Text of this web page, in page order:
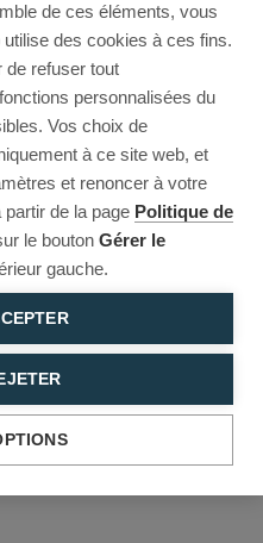
de ces éléments, vous
des cookies à ces fins.
de refuser tout
personnalisées du
Vos choix de
à ce site web, et
et renoncer à votre
de la page Politique de
le bouton Gérer le
gauche.
or go back.